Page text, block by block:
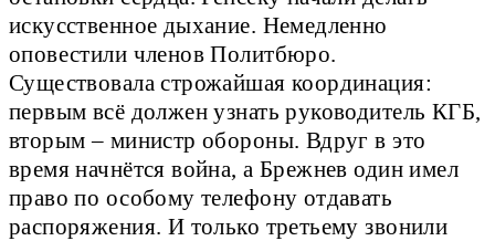
искусственное дыхание. Немедленно
оповестили членов Политбюро.
Существовала строжайшая координация:
первым всё должен узнать руководитель КГБ,
вторым – министр обороны. Вдруг в это
время начнётся война, а Брежнев один имел
право по особому телефону отдавать
распоряжения. И только третьему звонили